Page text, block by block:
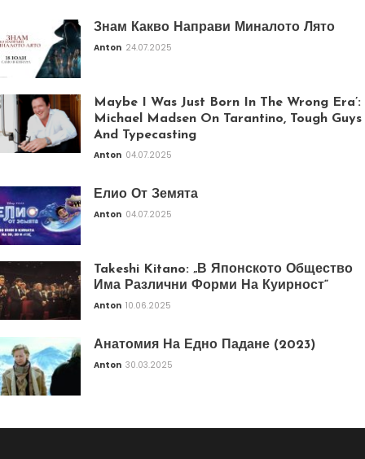
Знам Какво Направи Миналото Лято
Anton 24.07.2025
Maybe I Was Just Born In The Wrong Era’:
Michael Madsen On Tarantino, Tough Guys
And Typecasting
Anton 04.07.2025
Елио От Земята
Anton 04.07.2025
Takeshi Kitano: „В Японското Общество
Има Различни Форми На Куирност“
Anton 10.06.2025
Анатомия На Едно Падане (2023)
Anton 30.03.2025